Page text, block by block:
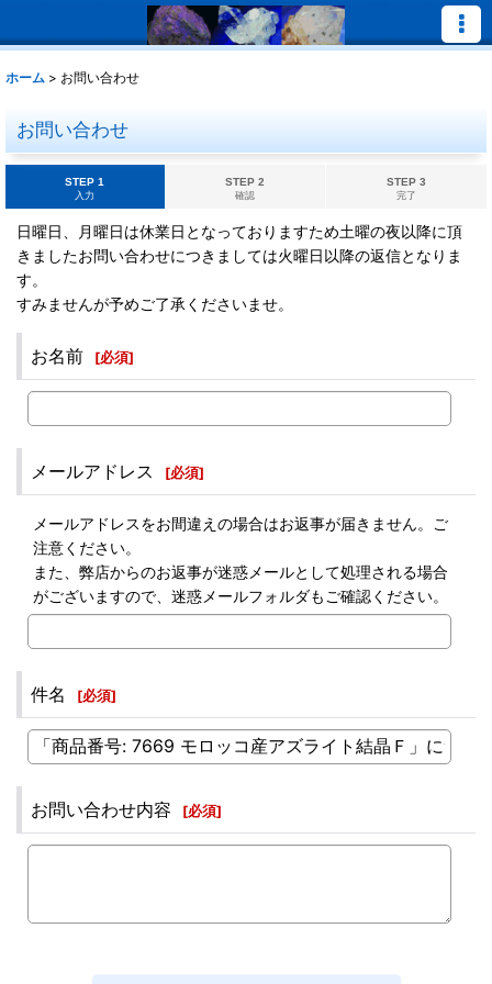
ホーム > お問い合わせ
お問い合わせ
STEP 1
入力
STEP 2
確認
STEP 3
完了
日曜日、月曜日は休業日となっておりますため土曜の夜以降に頂
きましたお問い合わせにつきましては火曜日以降の返信となりま
す。
すみませんが予めご了承くださいませ。
お名前 [必須]
メールアドレス [必須]
メールアドレスをお間違えの場合はお返事が届きません。ご
注意ください。
また、弊店からのお返事が迷惑メールとして処理される場合
がございますので、迷惑メールフォルダもご確認ください。
件名 [必須]
お問い合わせ内容 [必須]